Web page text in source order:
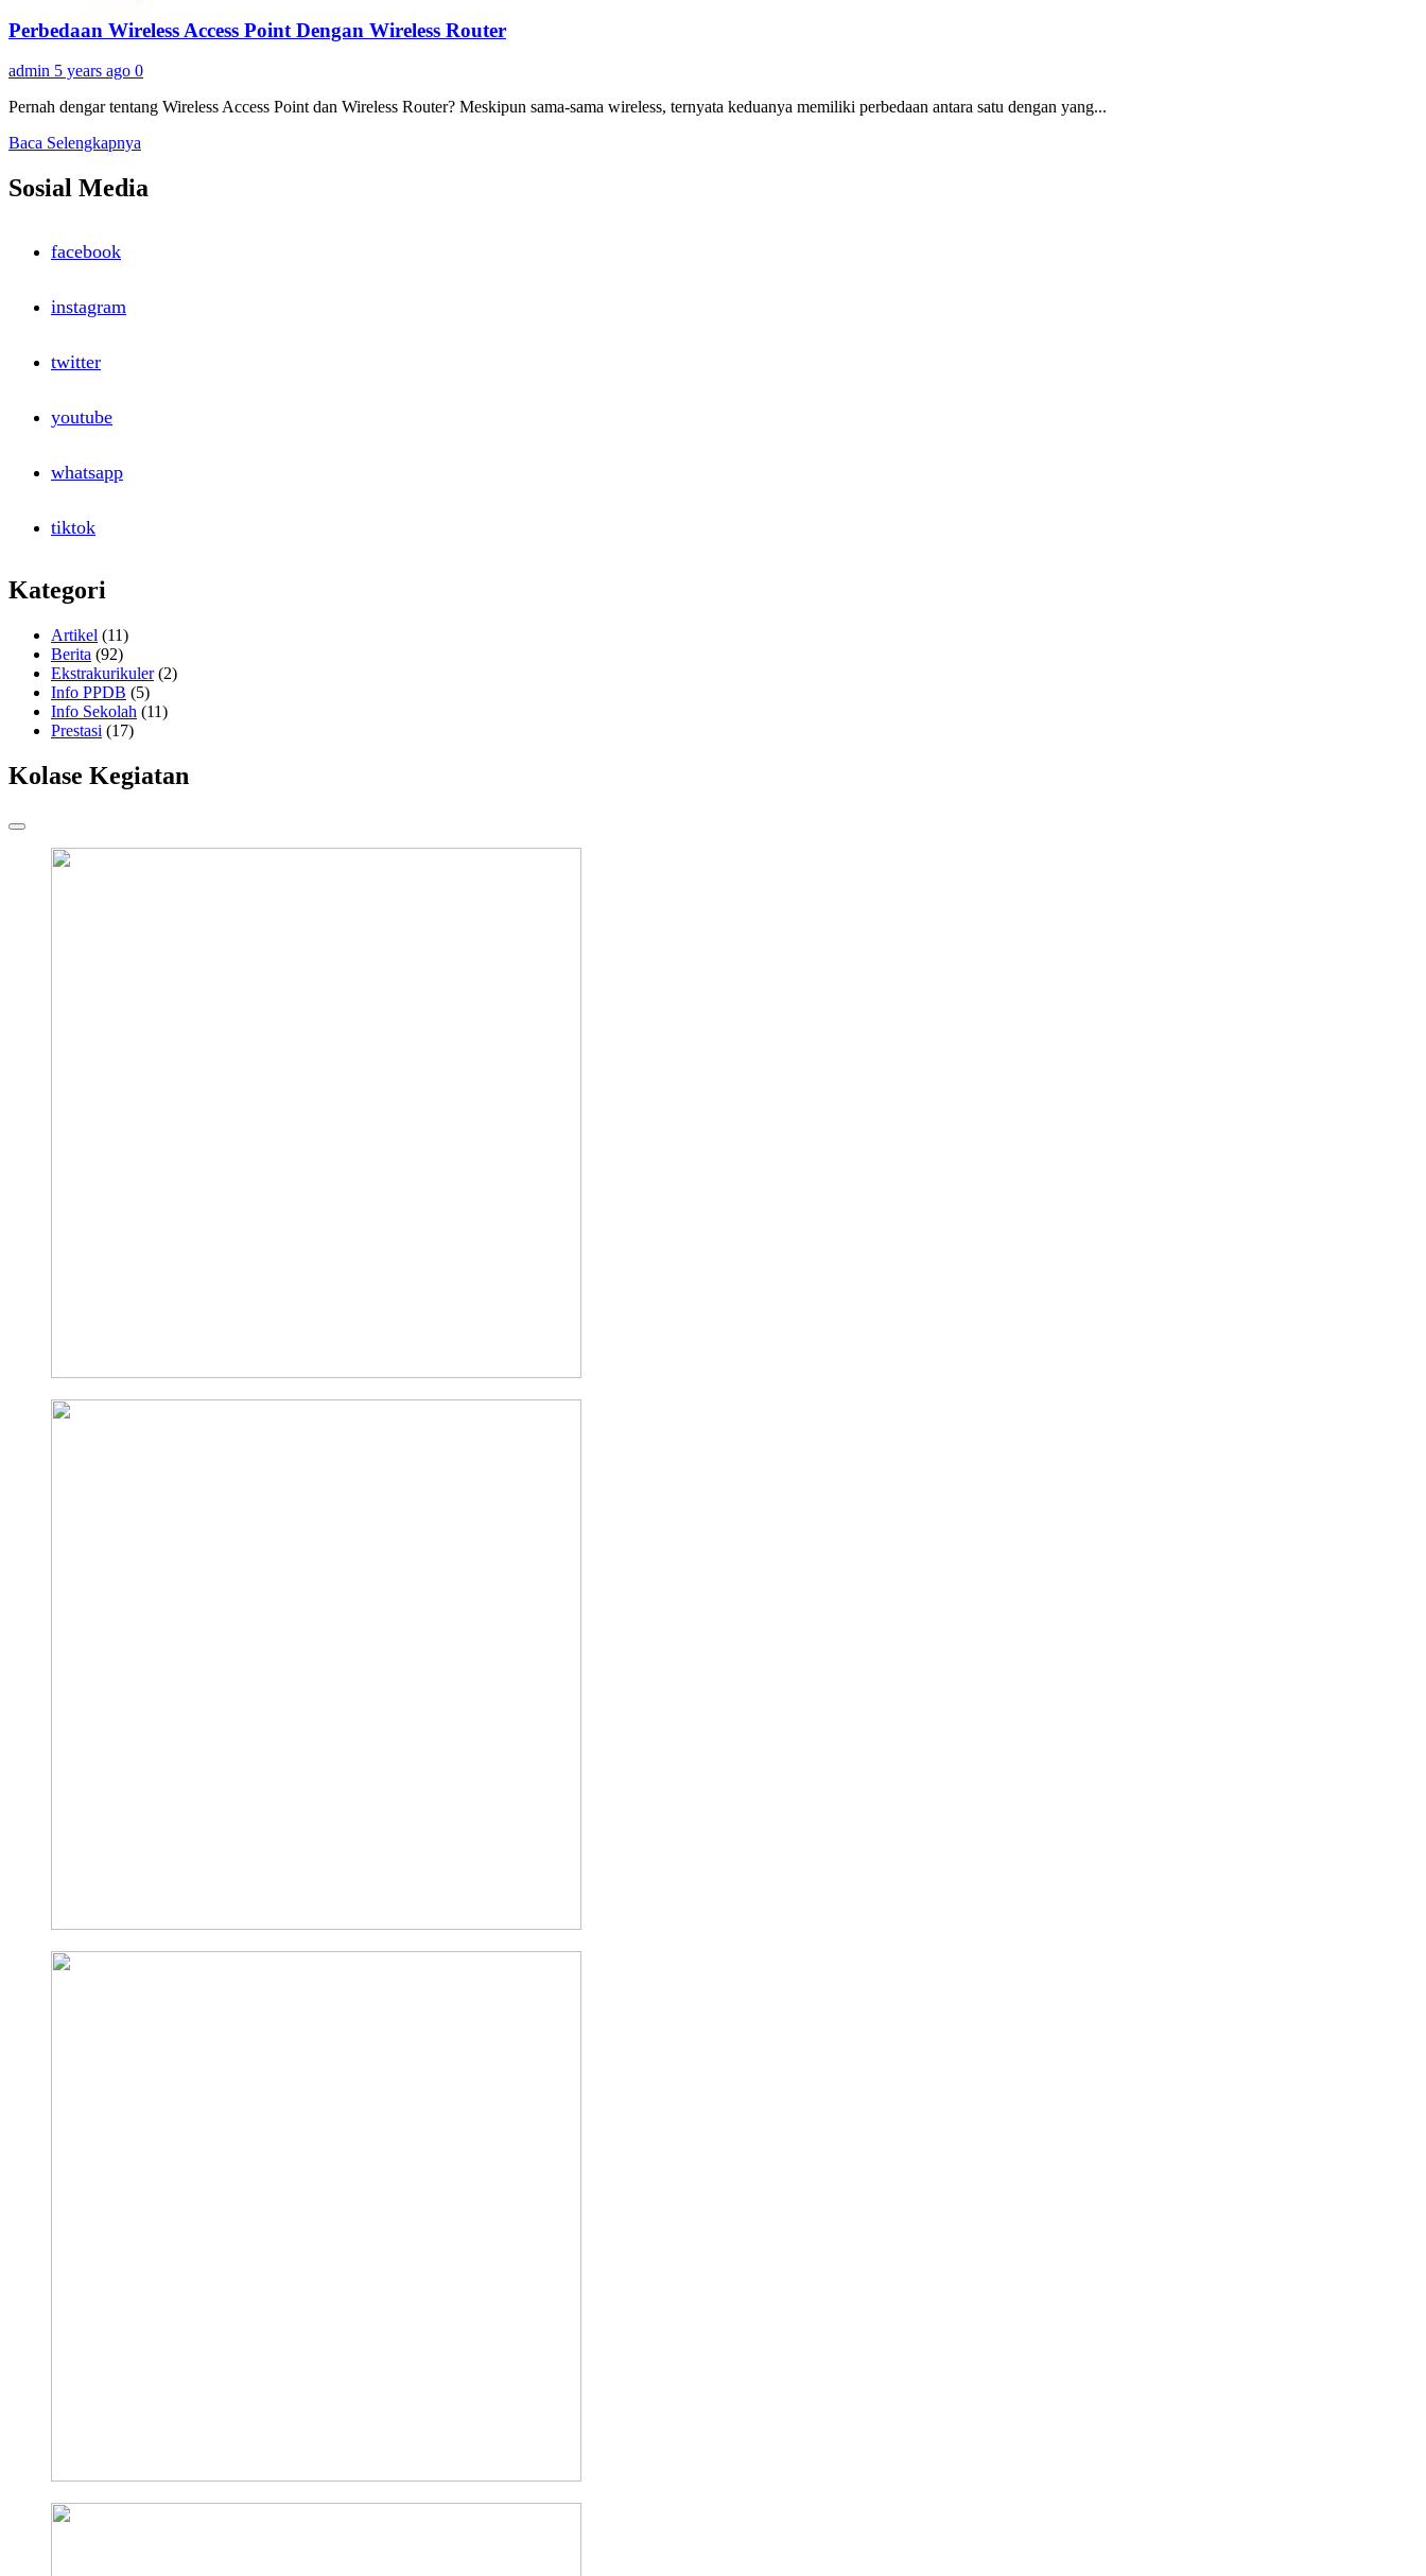
Perbedaan Wireless Access Point Dengan Wireless Router
admin 5 years ago 0
Pernah dengar tentang Wireless Access Point dan Wireless Router? Meskipun sama-sama wireless, ternyata keduanya memiliki perbedaan antara satu dengan yang...
Baca Selengkapnya
Perbedaan
Sosial Media
facebook
instagram
twitter
youtube
whatsapp
tiktok
Kategori
Artikel (11)
Berita (92)
Ekstrakurikuler(2)
Info PPDB (5)
Info Sekolah (11)
Prestasi (17)
Kolase Kegiatan